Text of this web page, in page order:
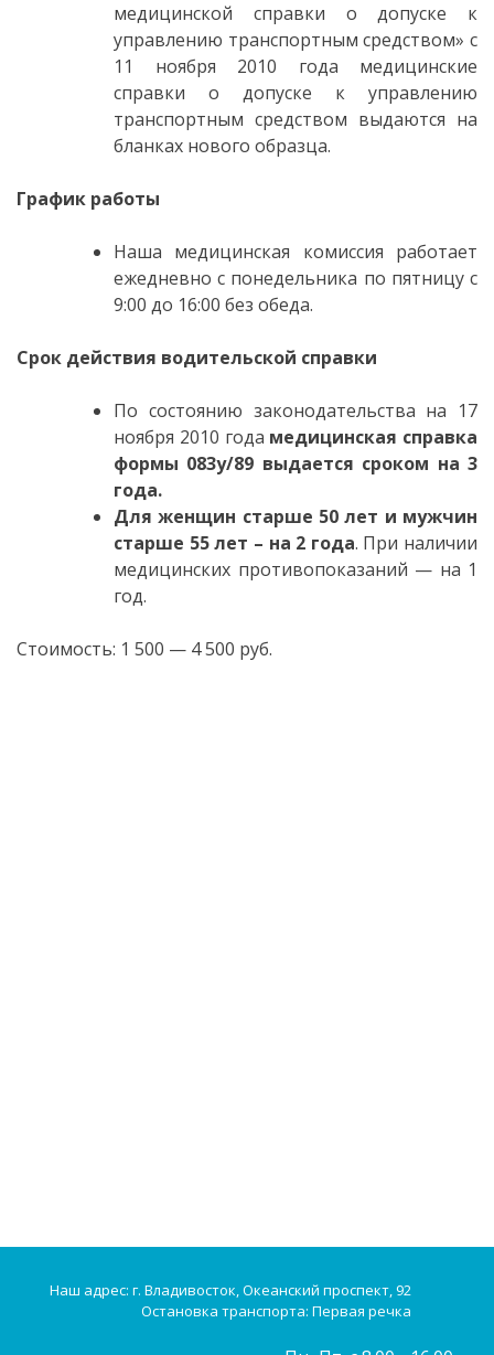
медицинской справки о допуске к
управлению транспортным средством» c
11 ноября 2010 года медицинские
справки о допуске к управлению
транспортным средством выдаются на
бланках нового образца.
График работы
Наша медицинская комиссия работает
ежедневно с понедельника по пятницу с
9:00 до 16:00 без обеда.
Срок действия водительской справки
По состоянию законодательства на 17
ноября 2010 года медицинская справка
формы 083у/89 выдается сроком на 3
года.
Для женщин старше 50 лет и мужчин
старше 55 лет – на 2 года. При наличии
медицинских противопоказаний — на 1
год.
Стоимость: 1 500 — 4 500 руб.
Наш адрес: г. Владивосток, Океанский проспект, 92
Остановка транспорта: Первая речка